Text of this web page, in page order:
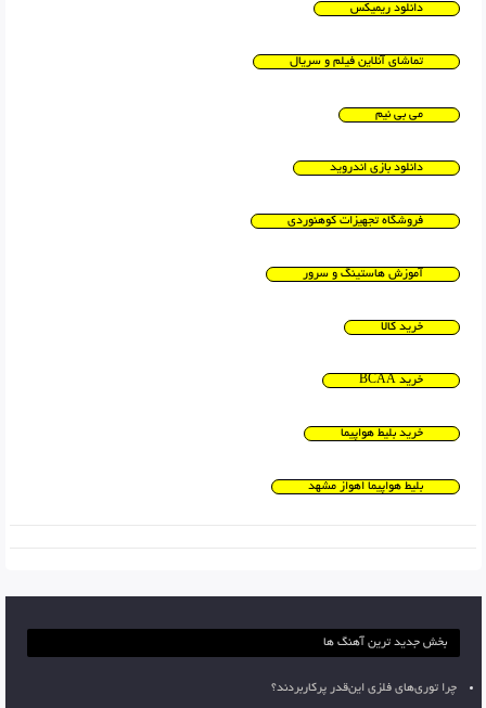
دانلود ریمیکس
تماشای آنلاین فیلم و سریال
می بی نیم
دانلود بازی اندروید
فروشگاه تجهیزات کوهنوردی
آموزش هاستینگ و سرور
خرید کالا
خرید BCAA
خرید بلیط هواپیما
بلیط هواپیما اهواز مشهد
بخش جدید ترین آهنگ ها
چرا توری‌های فلزی این‌قدر پرکاربردند؟